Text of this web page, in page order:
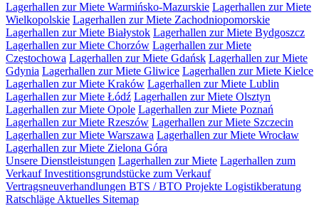
Lagerhallen zur Miete Warmińsko-Mazurskie Lagerhallen zur Miete
Wielkopolskie Lagerhallen zur Miete Zachodniopomorskie
Lagerhallen zur Miete Białystok Lagerhallen zur Miete Bydgoszcz
Lagerhallen zur Miete Chorzów Lagerhallen zur Miete
Częstochowa Lagerhallen zur Miete Gdańsk Lagerhallen zur Miete
Gdynia Lagerhallen zur Miete Gliwice Lagerhallen zur Miete Kielce
Lagerhallen zur Miete Kraków Lagerhallen zur Miete Lublin
Lagerhallen zur Miete Łódź Lagerhallen zur Miete Olsztyn
Lagerhallen zur Miete Opole Lagerhallen zur Miete Poznań
Lagerhallen zur Miete Rzeszów Lagerhallen zur Miete Szczecin
Lagerhallen zur Miete Warszawa Lagerhallen zur Miete Wrocław
Lagerhallen zur Miete Zielona Góra
Unsere Dienstleistungen Lagerhallen zur Miete Lagerhallen zum
VerkaufInvestitionsgrundstücke zum Verkauf
Vertragsneuverhandlungen BTS / BTO Projekte Logistikberatung
Ratschläge Aktuelles Sitemap